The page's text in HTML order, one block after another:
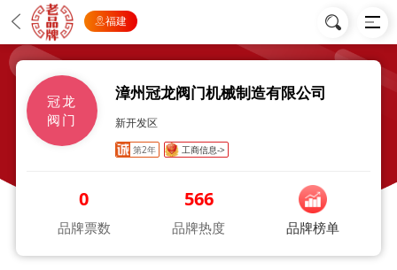
福建
冠龙
阀门
漳州冠龙阀门机械制造有限公司
新开发区
第2年 工商信息->
0
品牌票数
566
品牌热度 品牌榜单